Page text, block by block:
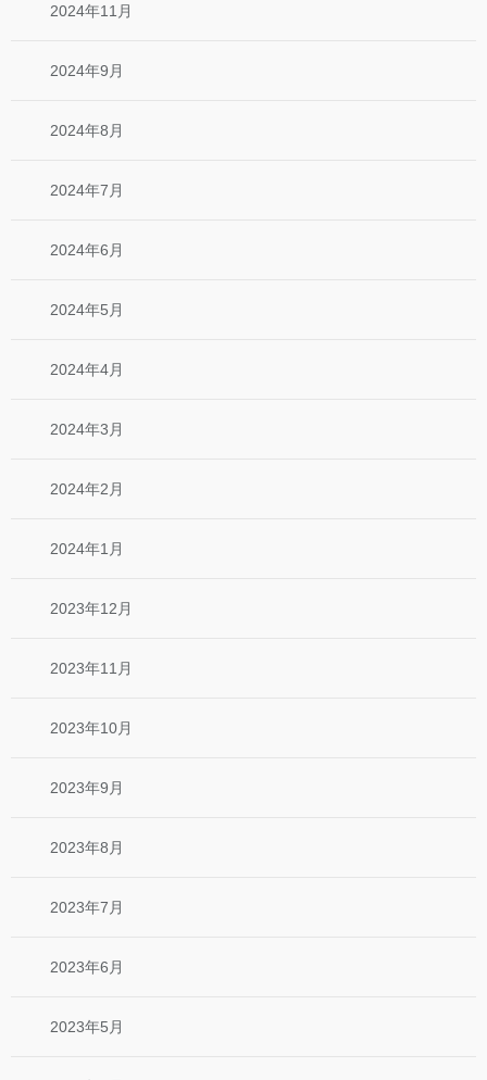
2024年11月
2024年9月
2024年8月
2024年7月
2024年6月
2024年5月
2024年4月
2024年3月
2024年2月
2024年1月
2023年12月
2023年11月
2023年10月
2023年9月
2023年8月
2023年7月
2023年6月
2023年5月